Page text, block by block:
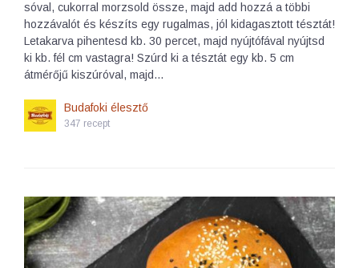
sóval, cukorral morzsold össze, majd add hozzá a többi
hozzávalót és készíts egy rugalmas, jól kidagasztott tésztát!
Letakarva pihentesd kb. 30 percet, majd nyújtófával nyújtsd
ki kb. fél cm vastagra! Szúrd ki a tésztát egy kb. 5 cm
átmérőjű kiszúróval, majd…
Budafoki élesztő
347 recept